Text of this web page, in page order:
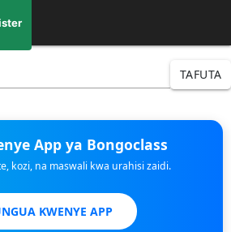
TAFUTA
App ya Bongoclass
kozi, na maswali kwa urahisi zaidi.
KWENYE APP